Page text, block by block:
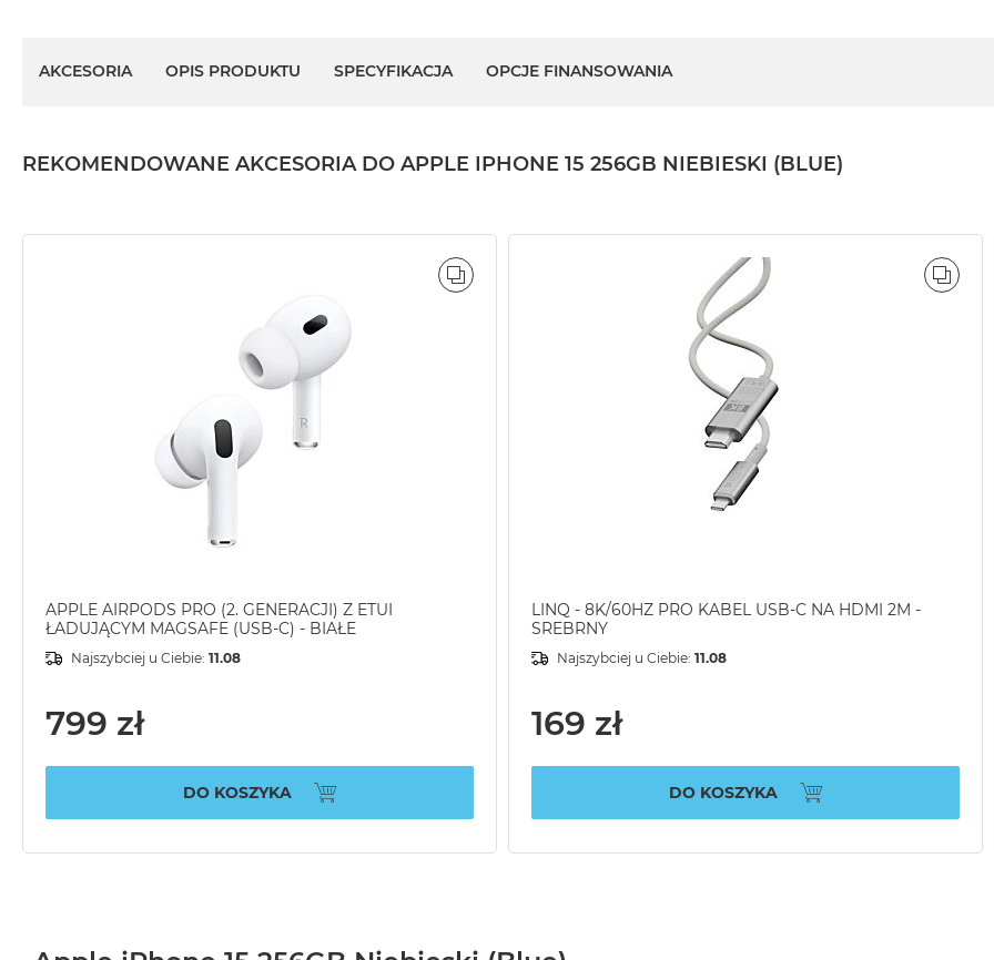
AKCESORIA OPIS PRODUKTU SPECYFIKACJA OPCJE FINANSOWANIA
REKOMENDOWANE AKCESORIA DO APPLE IPHONE 15 256GB NIEBIESKI (BLUE)
APPLE AIRPODS PRO (2. GENERACJI) Z ETUI
ŁADUJĄCYM MAGSAFE (USB-C) - BIAŁE
Najszybciej u Ciebie: 11.08
799 zł
DO KOSZYKA
PORÓWNAJ
LINQ - 8K/60HZ PRO KABEL USB-C NA HDMI 2M -
SREBRNY
Najszybciej u Ciebie: 11.08
169 zł
DO KOSZYKA